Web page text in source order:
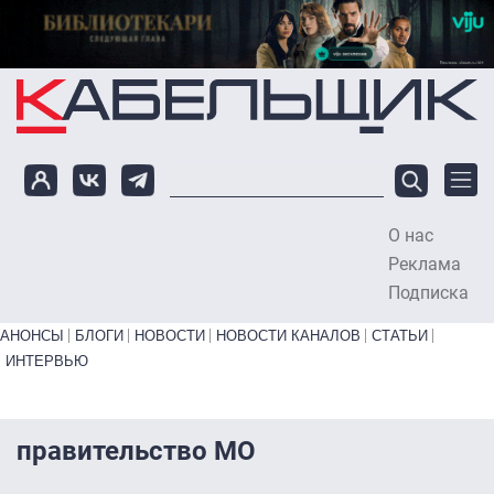
Перейти к основному содержанию
О нас
Реклама
Подписка
Primary links bottom
АНОНСЫ БЛОГИ НОВОСТИ НОВОСТИ КАНАЛОВ
СТАТЬИ
ИНТЕРВЬЮ
правительство МО